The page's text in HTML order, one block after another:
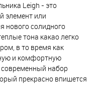
Leigh - это
элемент или
нового солидного
тона какао легко
в то время как
и комфортную
набор
прекрасно впишется